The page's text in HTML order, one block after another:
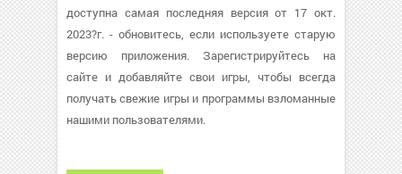
доступна самая последняя версия от 17 окт.
2023?г. - обновитесь, если используете старую
версию приложения. Зарегистрируйтесь на
сайте и добавляйте свои игры, чтобы всегда
получать свежие игры и программы взломанные
нашими пользователями.